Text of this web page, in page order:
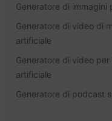
Generatore di immagini
Generatore di video di
artificiale
Generatore di video
artificiale
Generatore di podcast